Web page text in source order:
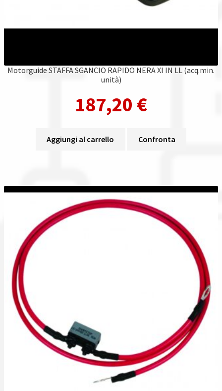
Motorguide STAFFA SGANCIO RAPIDO NERA XI IN LL (acq.min.
unità)
187,20 €
Aggiungi al carrello Confronta